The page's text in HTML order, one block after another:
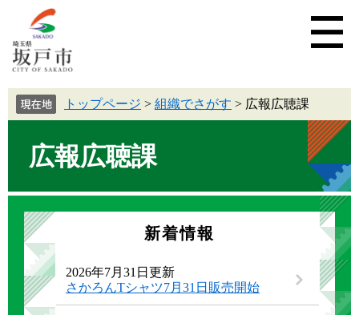
トップページ > 組織でさがす > 広報広聴課
広報広聴課
新着情報
2026年7月31日更新
さかろんTシャツ7月31日販売開始